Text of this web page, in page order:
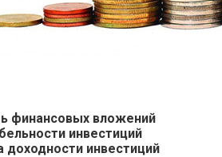
финансовых вложений
инвестиций
доходности инвестиций